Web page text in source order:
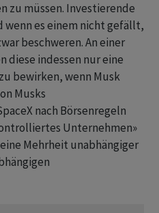
zu müssen. Investierende
wenn es einem nicht gefällt,
beschweren. An einer
diese indessen nur eine
bewirken, wenn Musk
Musks
nach Börsenregeln
Unternehmen»
Mehrheit unabhängiger